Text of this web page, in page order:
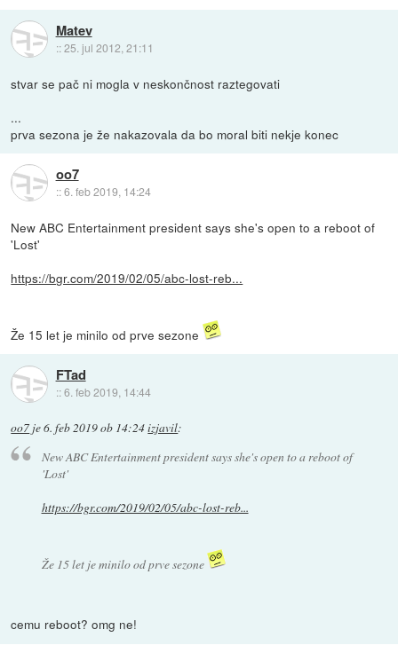
Matev
::25. jul 2012, 21:11
stvar se pač ni mogla v neskončnost raztegovati
...
prva sezona je že nakazovala da bo moral biti nekje konec
oo7
::6. feb 2019, 14:24
New ABC Entertainment president says she's open to a reboot of
'Lost'
https://bgr.com/2019/02/05/abc-lost-reb...
Že 15 let je minilo od prve sezone
FTad
::6. feb 2019, 14:44
oo7 je6. feb 2019 ob 14:24izjavil:
New ABC Entertainment president says she's open to a reboot of
'Lost'
https://bgr.com/2019/02/05/abc-lost-reb...
Že 15 let je minilo od prve sezone
cemu reboot? omg ne!